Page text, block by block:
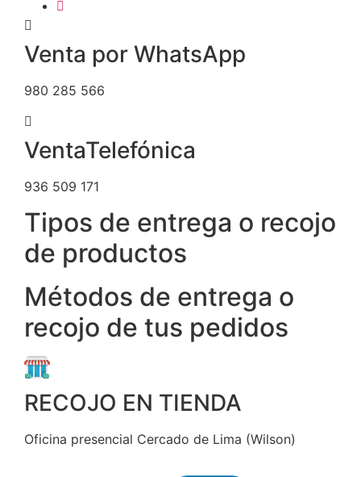
Venta por WhatsApp
980 285 566
VentaTelefónica
936 509 171
Tipos de entrega o recojo
de productos
Métodos de entrega o
recojo de tus pedidos
RECOJO EN TIENDA
Oficina presencial Cercado de Lima (Wilson)